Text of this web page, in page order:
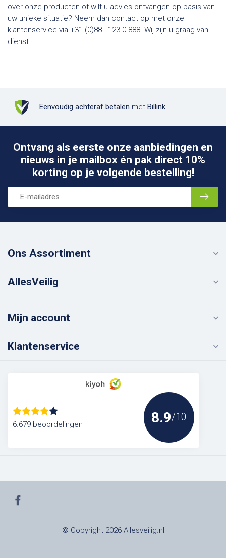
over onze producten of wilt u advies ontvangen op basis van
uw unieke situatie? Neem dan contact op met onze
klantenservice via +31 (0)88 - 123 0 888. Wij zijn u graag van
dienst.
Eenvoudig achteraf betalen met Billink
Ontvang als eerste onze aanbiedingen en
nieuws in je mailbox én pak direct 10%
korting op je volgende bestelling!
Ons Assortiment
AllesVeilig
Mijn account
Klantenservice
6.679 beoordelingen 8.9/10
© Copyright 2026 Allesveilig.nl